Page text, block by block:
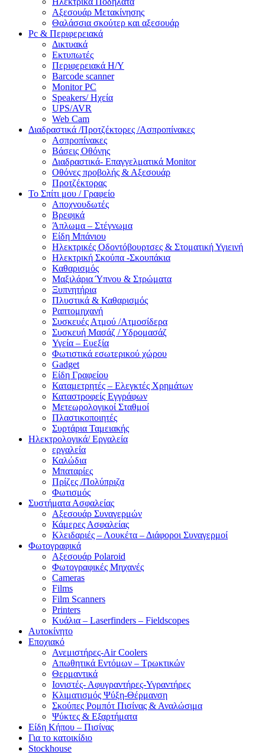
Αξεσουάρ Μετακίνησης
Θαλάσσια σκούτερ και αξεσουάρ
Pc & Περιφερειακά
Δικτυακά
Εκτυπωτές
Περιφερειακά Η/Υ
Barcode scanner
Monitor PC
Speakers/ Ηχεία
UPS/AVR
Web Cam
Διαδραστικά /Προτζέκτορες /Ασπροπίνακες
Ασπροπίνακες
Βάσεις Οθόνης
Διαδραστικά- Επαγγελματικά Monitor
Οθόνες προβολής & Αξεσουάρ
Προτζέκτορας
Το Σπίτι μου / Γραφείο
Αποχνουδωτές
Βρεφικά
Άπλωμα – Στέγνωμα
Είδη Μπάνιου
Ηλεκτρικές Οδοντόβουρτσες & Στοματική Υγιεινή
Ηλεκτρική Σκούπα -Σκουπάκια
Καθαρισμός
Μαξιλάρια Ύπνου & Στρώματα
Ξυπνητήρια
Πλυστικά & Καθαρισμός
Ραπτομηχανή
Συσκευές Ατμού /Ατμοσίδερα
Συσκευή Μασάζ / Υδρομασάζ
Υγεία – Ευεξία
Φωτιστικά εσωτερικού χώρου
Gadget
Είδη Γραφείου
Καταμετρητές – Ελεγκτές Χρημάτων
Καταστροφείς Εγγράφων
Μετεωρολογικοί Σταθμοί
Πλαστικοποιητές
Συρτάρια Ταμειακής
Ηλεκτρολογικά/ Εργαλεία
εργαλεία
Καλώδια
Μπαταρίες
Πρίζες /Πολύπριζα
Φωτισμός
Συστήματα Ασφαλείας
Αξεσουάρ Συναγερμών
Κάμερες Ασφαλείας
Κλειδαριές – Λουκέτα – Διάφοροι Συναγερμοί
Φωτογραφικά
Αξεσουάρ Polaroid
Φωτογραφικές Μηχανές
Cameras
Films
Film Scanners
Printers
Κυάλια – Laserfinders – Fieldscopes
Αυτοκίνητο
Εποχιακό
Ανεμιστήρες-Air Coolers
Απωθητικά Εντόμων – Τρωκτικών
Θερμαντικά
Ιονιστές- Αφυγραντήρες-Υγραντήρες
Κλιματισμός Ψύξη-Θέρμανση
Σκούπες Ρομπότ Πισίνας & Αναλώσιμα
Ψύκτες & Εξαρτήματα
Είδη Κήπου – Πισίνας
Για το κατοικίδιο
Stockhouse